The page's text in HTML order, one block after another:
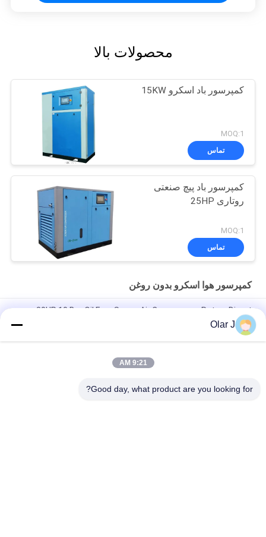
محصولات بالا
کمپرسور باد اسکرو 15KW
MOQ:1
تماس
کمپرسور باد پیچ ​​صنعتی
روتاری 25HP
MOQ:1
تماس
کمپرسور هوا اسکرو بدون روغن
30HP 10 Bar Oil Free Screw Air Compressor Rotary Direct
Driven
کمپرسور باد اسکرو الکتریکی 25HP 18.5KW روتاری
Olar J
9:21 AM
Good day, what product are you looking for?